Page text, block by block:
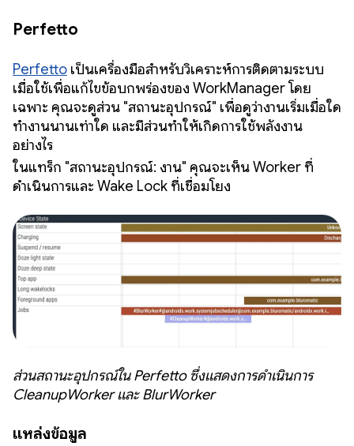
Perfetto
Perfetto เป็นเครื่องมือสำหรับวิเคราะห์การติดตามระบบ
เมื่อใช้เพื่อแก้ไขข้อบกพร่องของ WorkManager โดย
เฉพาะ คุณจะดูส่วน "สถานะอุปกรณ์" เพื่อดูว่างานเริ่มเมื่อใด
ทำงานนานเท่าใด และมีส่วนทำให้เกิดการใช้พลังงาน
อย่างไร
ในแทร็ก "สถานะอุปกรณ์: งาน" คุณจะเห็น Worker ที่
ดำเนินการและ Wake Lock ที่เชื่อมโยง
ส่วนสถานะอุปกรณ์ใน Perfetto ซึ่งแสดงการดำเนินการ
CleanupWorker และ BlurWorker
แหล่งข้อมูล